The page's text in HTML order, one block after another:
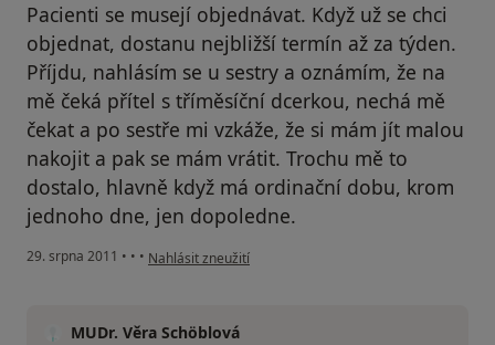
Pacienti se musejí objednávat. Když už se chci
objednat, dostanu nejbližší termín až za týden.
Příjdu, nahlásím se u sestry a oznámím, že na
mě čeká přítel s tříměsíční dcerkou, nechá mě
čekat a po sestře mi vzkáže, že si mám jít malou
nakojit a pak se mám vrátit. Trochu mě to
dostalo, hlavně když má ordinační dobu, krom
jednoho dne, jen dopoledne.
29. srpna 2011 • • • podle názoru uživatele Váš účet byl odstraněn
Nahlásit zneužití
MUDr. Věra Schöblová